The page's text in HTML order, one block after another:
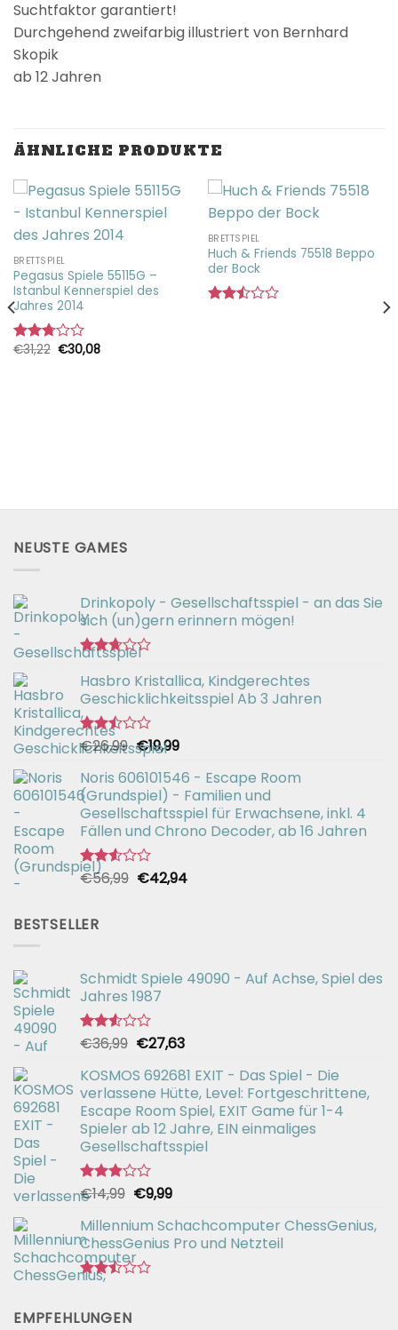
Suchtfaktor garantiert!
Durchgehend zweifarbig illustriert von Bernhard
Skopik
ab 12 Jahren
ÄHNLICHE PRODUKTE
BRETTSPIEL
Pegasus Spiele 55115G –
Istanbul Kennerspiel des
Jahres 2014
Bewertet
€31,22 Ursprünglicher
Preis
€30,08Aktueller
BRETTSPIEL
Huch & Friends 75518 Beppo
der Bock
NEUSTE GAMES
Drinkopoly - Gesellschaftsspiel - an das Sie
sich (un)gern erinnern mögen!
Bewertet
mit
2.67
von 5
Hasbro Kristallica, Kindgerechtes
Geschicklichkeitsspiel Ab 3 Jahren
Bewertet
mit
2.49
von 5
€26,99 Ursprünglicher
Preis
war:
€26,99
€19,99Aktueller
ist:
€19,99.
Noris 606101546 - Escape Room
(Grundspiel) - Familien und
Gesellschaftsspiel für Erwachsene, inkl. 4
Fällen und Chrono Decoder, ab 16 Jahren
Bewertet
von 5
€56,99 Ursprünglicher
€42,94Aktueller
BESTSELLER
Schmidt Spiele 49090 - Auf Achse, Spiel des
Jahres 1987
Bewertet
2.51
von 5
€36,99 Ursprünglicher
war:
€36,99
€27,63Aktueller
ist:
€27,63.
KOSMOS 692681 EXIT - Das Spiel - Die
verlassene Hütte, Level: Fortgeschrittene,
Escape Room Spiel, EXIT Game für 1-4
Spieler ab 12 Jahre, EIN einmaliges
Gesellschaftsspiel
Bewertet
mit
2.82
von 5
€14,99 Ursprünglicher
war:
€14,99
€9,99Aktueller
ist:
€9,99.
Millennium Schachcomputer ChessGenius,
ChessGenius Pro und Netzteil
2.44
EMPFEHLUNGEN